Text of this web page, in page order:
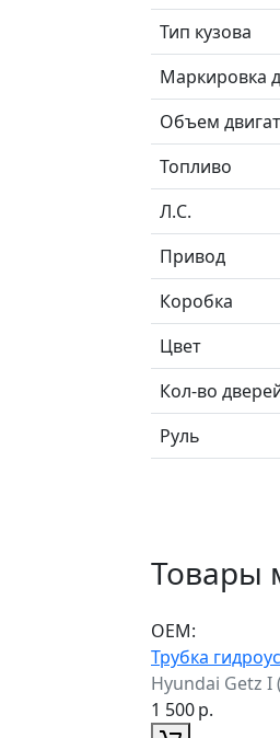
Тип кузова
Маркировка
Объем
Топливо
Л.C.
Привод
Коробка
Цвет
Кол-во
Руль
ОЕМ:
Трубка
Hyundai Getz I
1 500р.